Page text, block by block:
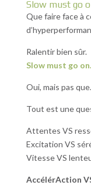
Slow must go
Que faire face à
Ralentir bien sûr.
Slow must go on.
Oui, mais pas que.
Tout est une
Attentes VS
Excitation VS
Vitesse VS
AccélérAction